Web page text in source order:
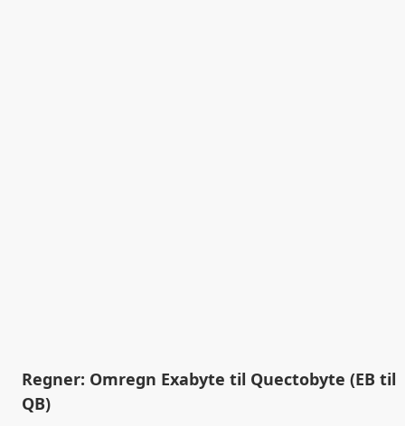
Regner: Omregn Exabyte til Quectobyte (EB til
QB)